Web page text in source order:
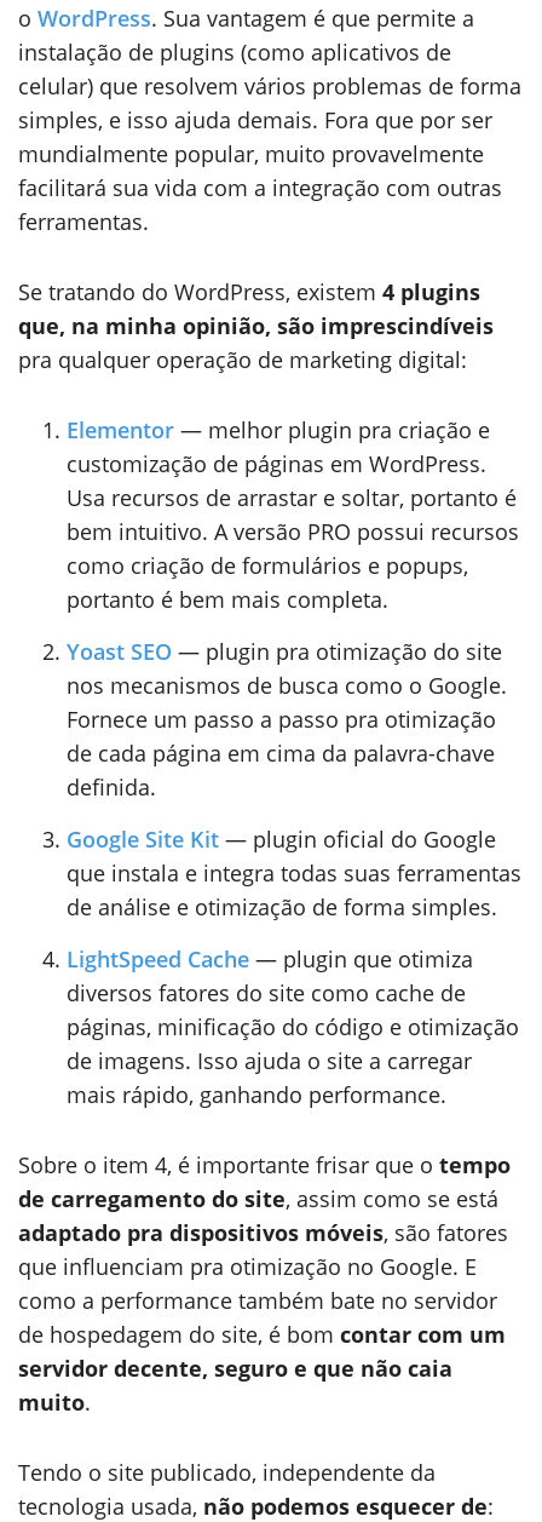
o WordPress. Sua vantagem é que permite a
instalação de plugins (como aplicativos de
celular) que resolvem vários problemas de forma
simples, e isso ajuda demais. Fora que por ser
mundialmente popular, muito provavelmente
facilitará sua vida com a integração com outras
ferramentas.
Se tratando do WordPress, existem 4 plugins
que, na minha opinião, são imprescindíveis
pra qualquer operação de marketing digital:
Elementor — melhor plugin pra criação e
customização de páginas em WordPress.
Usa recursos de arrastar e soltar, portanto é
bem intuitivo. A versão PRO possui recursos
como criação de formulários e popups,
portanto é bem mais completa.
Yoast SEO — plugin pra otimização do site
nos mecanismos de busca como o Google.
Fornece um passo a passo pra otimização
de cada página em cima da palavra-chave
definida.
Google Site Kit — plugin oficial do Google
que instala e integra todas suas ferramentas
de análise e otimização de forma simples.
LightSpeed Cache — plugin que otimiza
diversos fatores do site como cache de
páginas, minificação do código e otimização
de imagens. Isso ajuda o site a carregar
mais rápido, ganhando performance.
Sobre o item 4, é importante frisar que o tempo
de carregamento do site, assim como se está
adaptado pra dispositivos móveis, são fatores
que influenciam pra otimização no Google. E
como a performance também bate no servidor
de hospedagem do site, é bom contar com um
servidor decente, seguro e que não caia
muito.
Tendo o site publicado, independente da
tecnologia usada, não podemos esquecer de: